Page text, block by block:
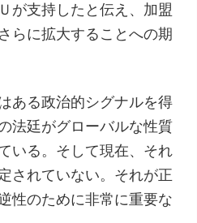
が支持したと伝え、加盟
らに拡大することへの期
ある政治的シグナルを得
法廷がグローバルな性質
いる。そして現在、それ
されていない。それが正
性のために非常に重要な